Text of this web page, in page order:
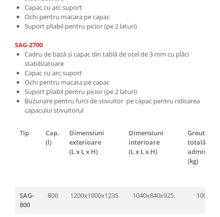
Capac cu arc suport
Ochi pentru macara pe capac
Suport pliabil pentru picior (pe 2 laturi)
SAG-2700
Cadru de bază și capac din tablă de oțel de 3 mm cu plăci
stabilizatoare
Capac cu arc suport
Ochi pentru macara pe capac
Suport pliabil pentru picior (pe 2 laturi)
Buzunare pentru furci de stivuitor pe capac pentru ridicarea
capacului stivuitorul
Tip
Cap.
(l)
Dimensiuni
exterioare
(L x L x H)
Dimensiuni
interioare
(L x L x H)
Greutate
totală
admisă
(kg)
SAG-
800
800 1200x1000x1235 1040x840x925 1008